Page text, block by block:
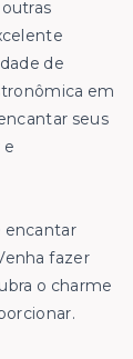
de
em
seus
e
encantar
fazer
o charme